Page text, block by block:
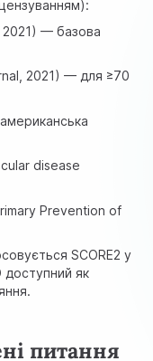
2021) — базова
2021) — для ≥70
disease
Prevention of
SCORE2 у
доступний як
питання